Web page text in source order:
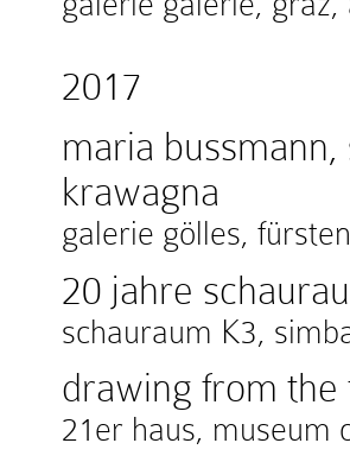
2017
maria
krawagna
galerie gölles,
20 jahre
schauraum K3,
drawing from the
21er haus, museum